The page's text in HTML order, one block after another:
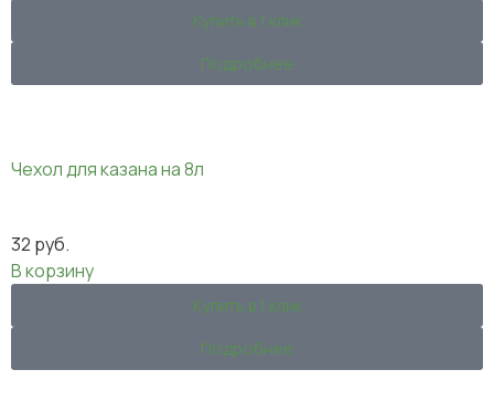
Купить в 1 клик
Подробнее
Чехол для казана на 8л
32 руб.
В корзину
Купить в 1 клик
Подробнее